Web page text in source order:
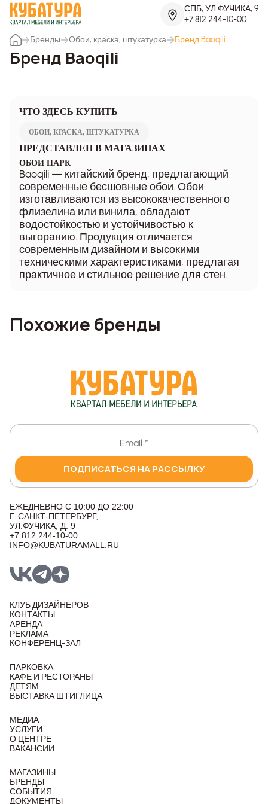
СПБ, УЛ.ФУЧИКА, 9
+7 812 244-10-00
Бренды
Обои, краска, штукатурка Бренд Baoqili
Бренд Baoqili
ЧТО ЗДЕСЬ КУПИТЬ
ОБОИ, КРАСКА, ШТУКАТУРКА
ПРЕДСТАВЛЕН В МАГАЗИНАХ
ОБОИ ПАРК
Baoqili — китайский бренд, предлагающий
современные бесшовные обои. Обои
изготавливаются из высококачественного
флизелина или винила, обладают
водостойкостью и устойчивостью к
выгоранию. Продукция отличается
современным дизайном и высокими
техническими характеристиками, предлагая
практичное и стильное решение для стен.
Похожие бренды
ПОДПИСАТЬСЯ НА РАССЫЛКУ
ЕЖЕДНЕВНО С 10:00 ДО 22:00
Г. САНКТ-ПЕТЕРБУРГ,
УЛ.ФУЧИКА, Д. 9
+7 812 244-10-00
INFO@KUBATURAMALL.RU
КЛУБ ДИЗАЙНЕРОВ
КОНТАКТЫ
АРЕНДА
РЕКЛАМА
КОНФЕРЕНЦ-ЗАЛ
ПАРКОВКА
КАФЕ И РЕСТОРАНЫ
ДЕТЯМ
ВЫСТАВКА ШТИГЛИЦА
МЕДИА
УСЛУГИ
О ЦЕНТРЕ
ВАКАНСИИ
МАГАЗИНЫ
БРЕНДЫ
СОБЫТИЯ
ДОКУМЕНТЫ